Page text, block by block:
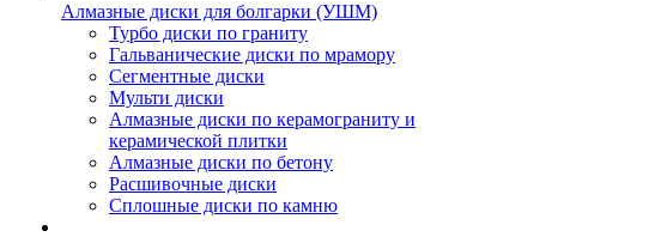
Алмазные диски для болгарки (УШМ)
Турбо диски по граниту
Гальванические диски по мрамору
Сегментные диски
Мульти диски
Алмазные диски по керамограниту и
керамической плитки
Алмазные диски по бетону
Расшивочные диски
Сплошные диски по камню